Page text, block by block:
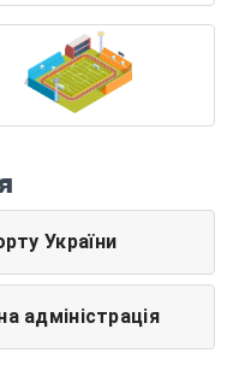
України
адміністрація